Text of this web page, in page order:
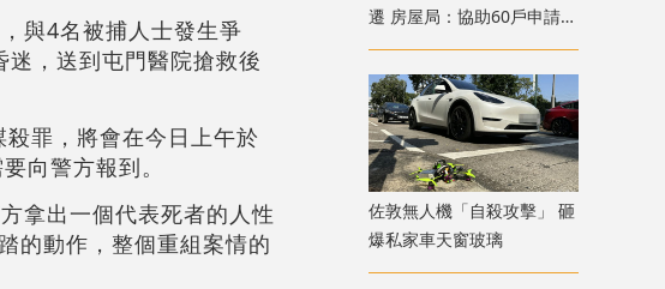
與4名被捕人士發生爭
，送到屯門醫院搶救後
罪，將會在今日上午於
向警方報到。
拿出一個代表死者的人性
的動作，整個重組案情的
遷 房屋局：協助60戶申請過
渡屋
佐敦無人機「自殺攻擊」 砸
爆私家車天窗玻璃